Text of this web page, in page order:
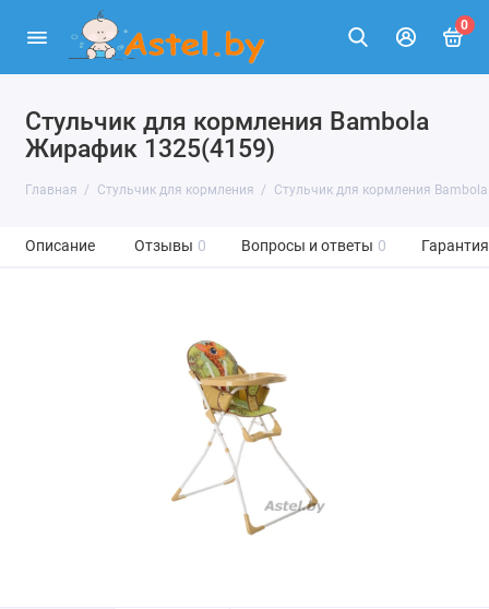
0
Стульчик для кормления Bambola
Жирафик 1325(4159)
Главная Стульчик для кормления Стульчик для кормления
Описание Отзывы 0 Вопросы и ответы 0 Гарантия